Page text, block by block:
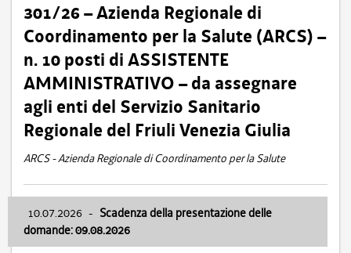
301/26 – Azienda Regionale di
Coordinamento per la Salute (ARCS) –
n. 10 posti di ASSISTENTE
AMMINISTRATIVO – da assegnare
agli enti del Servizio Sanitario
Regionale del Friuli Venezia Giulia
ARCS - Azienda Regionale di Coordinamento per la Salute
10.07.2026 - Scadenza della presentazione delle
domande: 09.08.2026